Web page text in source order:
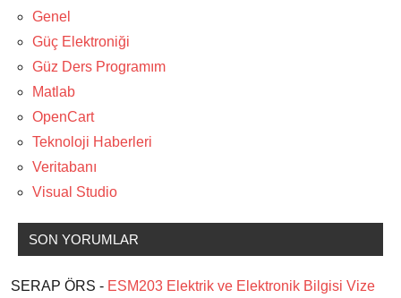
Genel
Güç Elektroniği
Güz Ders Programım
Matlab
OpenCart
Teknoloji Haberleri
Veritabanı
Visual Studio
SON YORUMLAR
SERAP ÖRS - ESM203 Elektrik ve Elektronik Bilgisi Vize